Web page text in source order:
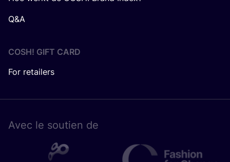
Q&A
COSH! GIFT CARD
For retailers
Avec le sou­tien de